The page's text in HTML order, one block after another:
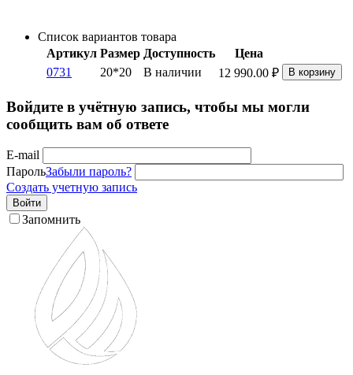
Список вариантов товара
Артикул Размер Доступность
Цена
0731
20*20 В наличии 12 990.00 ₽ В корзину
Войдите в учётную запись, чтобы мы могли
сообщить вам об ответе
E-mail
ПарольЗабыли пароль?
Создать учетную запись
Войти
Запомнить